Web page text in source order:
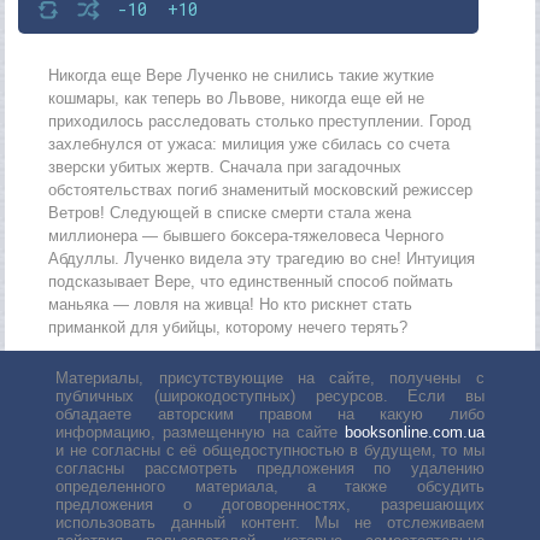
-10 +10
Никогда еще Вере Лученко нe снились такие жуткие
кошмары, как теперь во Львове, никогда еще ей не
приходилось расследовать столько преступлении. Город
захлебнулся от ужаса: милиция уже сбилась со счета
зверски убитых жертв. Сначала при загадочных
обстоятельствах погиб знаменитый московский режиссер
Ветров! Следующей в списке смерти стала жена
миллионера — бывшего боксера-тяжеловеса Черного
Абдуллы. Лученко видела эту трагедию во сне! Интуиция
подсказывает Вере, что единственный способ поймать
маньяка — ловля на живца! Но кто рискнет стать
приманкой для убийцы, которому нечего терять?
Материалы, присутствующие на сайте, получены с
публичных (широкодоступных) ресурсов. Если вы
обладаете авторским правом на какую либо
информацию, размещенную на сайте booksonline.com.ua
и не согласны с её общедоступностью в будущем, то мы
согласны рассмотреть предложения по удалению
определенного материала, а также обсудить
предложения о договоренностях, разрешающих
использовать данный контент. Мы не отслеживаем